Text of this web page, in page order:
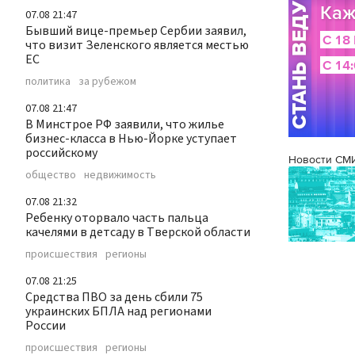
07.08 21:47
Бывший вице-премьер Сербии заявил,
что визит Зеленского является местью
ЕС
политика за рубежом
07.08 21:47
В Минстрое РФ заявили, что жилье
бизнес-класса в Нью-Йорке уступает
российскому
общество недвижимость
07.08 21:32
Ребенку оторвало часть пальца
качелями в детсаду в Тверской области
происшествия регионы
07.08 21:25
Средства ПВО за день сбили 75
украинских БПЛА над регионами
России
происшествия регионы
Новости